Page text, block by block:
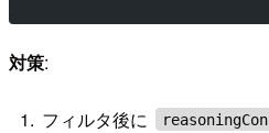
対策:
フィルタ後に